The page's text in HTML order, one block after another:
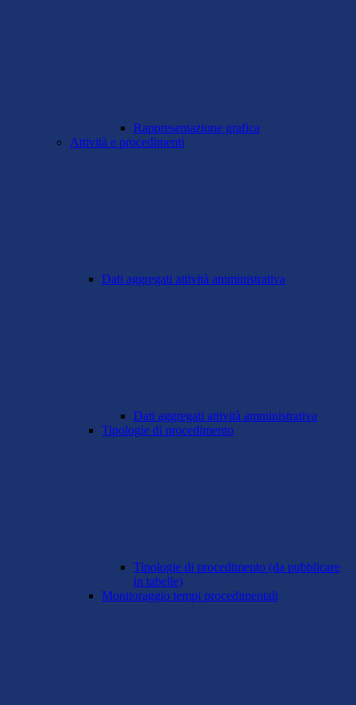
Rappresentazione grafica
Attività e procedimenti
Dati aggregati attività amministrativa
Dati aggregati attività amministrativa
Tipologie di procedimento
Tipologie di procedimento (da pubblicare
in tabelle)
Monitoraggio tempi procedimentali